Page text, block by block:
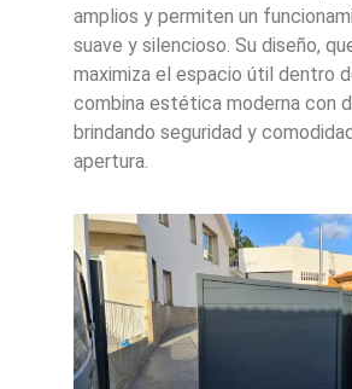
amplios y permiten un
suave y silencioso. Su diseño,
maximiza el espacio útil dentro
combina estética moderna con
brindando seguridad y
apertura.